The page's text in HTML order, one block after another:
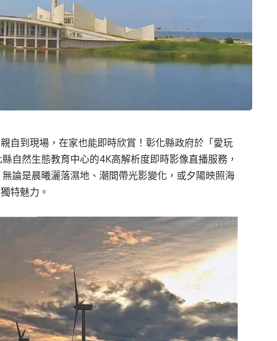
自到現場，在家也能即時欣賞！彰化縣政府於「愛玩
自然生態教育中心的4K高解析度即時影像直播服務，
論是晨曦灑落濕地、潮間帶光影變化，或夕陽映照海
特魅力。